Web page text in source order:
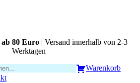
ab 80 Euro | Versand innerhalb von 2-3
Werktagen
Warenkorb